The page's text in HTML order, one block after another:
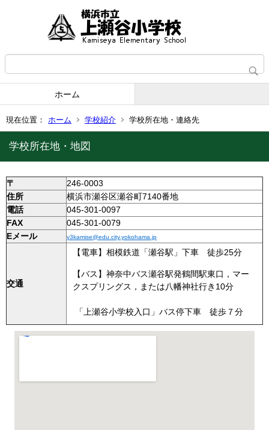
ホーム
現在位置： ホーム 学校紹介 学校所在地・連絡先
学校所在地・地図
〒
246-0003
住所
横浜市瀬谷区瀬谷町7140番地
電話
045-301-0097
FAX
045-301-0079
Eメール
y3kamise@edu.city.yokohama.jp
交通
【電車】相模鉄道「瀬谷駅」下車 徒歩25分
【バス】神奈中バス瀬谷駅発鶴間駅東口，マー
クスプリングス，または八幡神社行き10分
「上瀬谷小学校入口」バス停下車 徒歩７分